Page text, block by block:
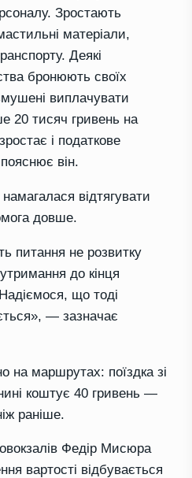
Зростають
матеріали,
Деякі
бронюють своїх
виплачувати
20 тисяч гривень на
і податкове
він.
відтягувати
довше.
питання не розвитку
до кінця
що тоді
— зазначає
на маршрутах: поїздка зі
коштує 40 гривень —
раніше.
Федір Мисюра
вартості відбувається